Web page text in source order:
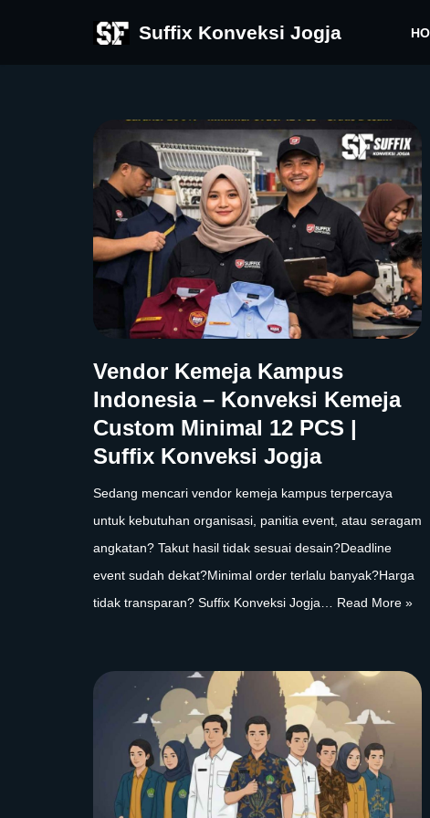
Suffix Konveksi Jogja
Vendor Kemeja Kampus
Indonesia – Konveksi Kemeja
Custom Minimal 12 PCS |
Suffix Konveksi Jogja
Sedang mencari vendor kemeja kampus terpercaya
untuk kebutuhan organisasi, panitia event, atau seragam
angkatan? Takut hasil tidak sesuai desain?Deadline
event sudah dekat?Minimal order terlalu banyak?Harga
tidak transparan? Suffix Konveksi Jogja… Read More »